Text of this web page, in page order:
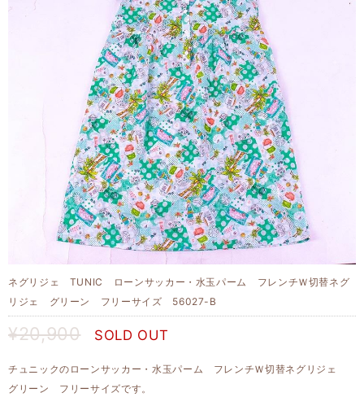
ネグリジェ TUNIC ローンサッカー・水玉パーム フレンチＷ切替ネグ
リジェ グリーン フリーサイズ 56027-B
¥20,900 SOLD OUT
チュニックのローンサッカー・水玉パーム フレンチＷ切替ネグリジェ
グリーン フリーサイズです。